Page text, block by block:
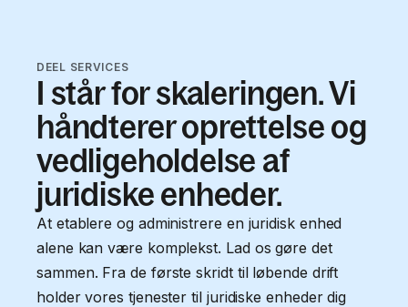
DEEL SERVICES
I står for skaleringen. Vi
håndterer oprettelse og
vedligeholdelse af
juridiske enheder.
At etablere og administrere en juridisk enhed
alene kan være komplekst. Lad os gøre det
sammen. Fra de første skridt til løbende drift
holder vores tjenester til juridiske enheder dig